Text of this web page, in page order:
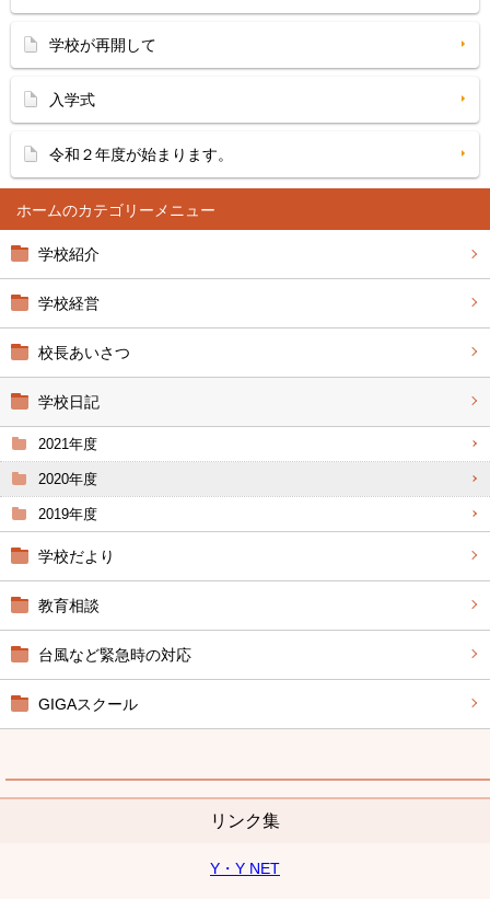
ホーム
学校紹介
学校経営
校長あいさつ
学校日記
2021年度
2020年度
2019年度
学校だより
教育相談
台風など緊急時の対応
GIGAスクール
リンク集
Y・Y NET
学校が再開して
入学式
令和２年度が始まります。